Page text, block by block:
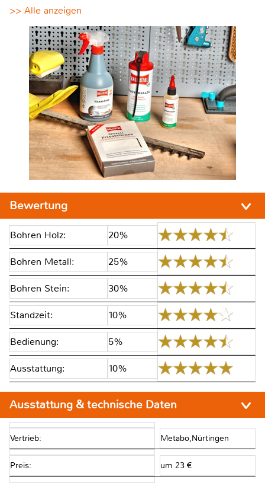
>> Alle anzeigen
Bewertung
Bohren Holz: 20%
Bohren Metall: 25%
Bohren Stein: 30%
Standzeit: 10%
Bedienung: 5%
Ausstattung: 10%
Ausstattung & technische Daten
Vertrieb: Metabo,Nürtingen
Preis: um 23 €